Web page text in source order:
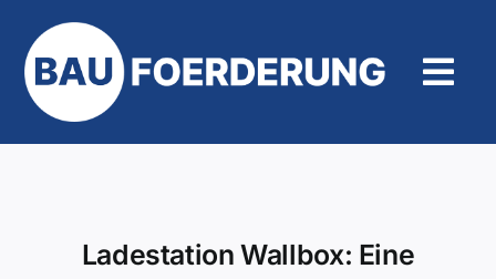
Inhalt
springen
Ladestation Wallbox: Eine